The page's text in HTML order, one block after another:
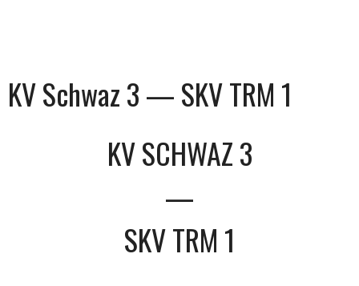
KV Schwaz 3 — SKV TRM 1
KV SCHWAZ 3
—
SKV TRM 1